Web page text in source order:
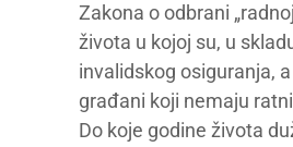
Zakona o odbrani
života u kojoj su, u
invalidskog osiguranja,
građani koji nemaju
Do koje godine života